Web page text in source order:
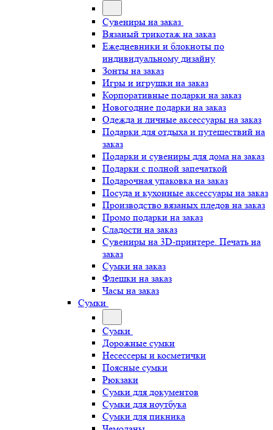
Сувениры на заказ
Вязаный трикотаж на заказ
Ежедневники и блокноты по
индивидуальному дизайну
Зонты на заказ
Игры и игрушки на заказ
Корпоративные подарки на заказ
Новогодние подарки на заказ
Одежда и личные аксессуары на заказ
Подарки для отдыха и путешествий на
заказ
Подарки и сувениры для дома на заказ
Подарки с полной запечаткой
Подарочная упаковка на заказ
Посуда и кухонные аксессуары на заказ
Производство вязаных пледов на заказ
Промо подарки на заказ
Сладости на заказ
Сувениры на 3D-принтере. Печать на
заказ
Сумки на заказ
Флешки на заказ
Часы на заказ
Сумки
Сумки
Дорожные сумки
Несессеры и косметички
Поясные сумки
Рюкзаки
Сумки для документов
Сумки для ноутбука
Сумки для пикника